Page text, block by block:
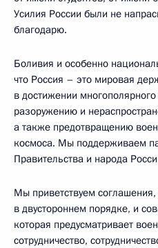
Усилия России были не
благодарю.
Боливия и особенно
что Россия – это мировая
в достижении
разоружению и
а также предотвращению
космоса. Мы поддерживаем
Правительства и народа
Мы приветствуем
в двустороннем порядке, и
которая предусматривает
сотрудничество,